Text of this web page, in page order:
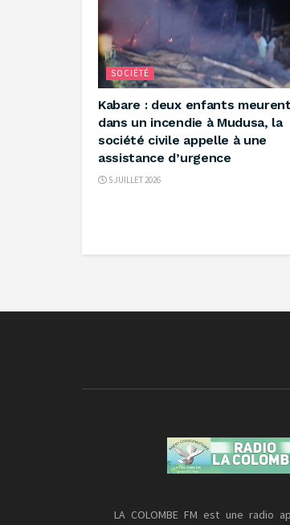
SOCIÉTÉ
Kabare : deux enfants meurent
dans un incendie à Mudusa, la
société civile appelle à une
assistance d’urgence
5 JUILLET 2026
LA COLOMBE FM est une radio